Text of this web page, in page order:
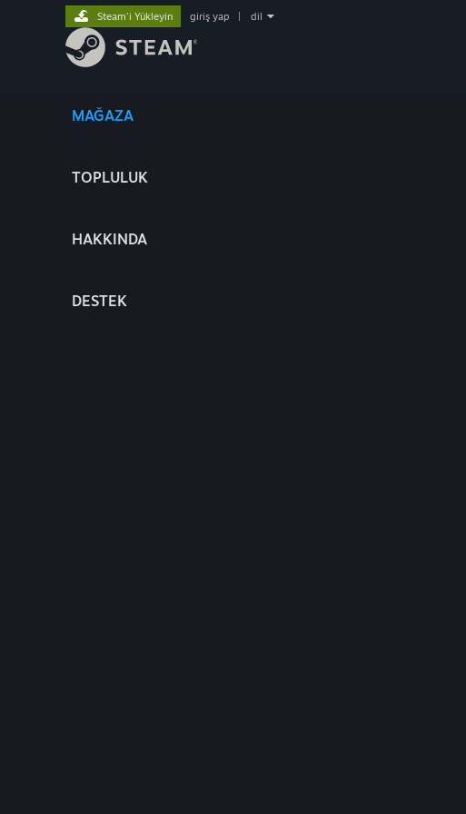
MAĞAZA
TOPLULUK
HAKKINDA
DESTEK
Steam'i Yükleyin giriş yap dil